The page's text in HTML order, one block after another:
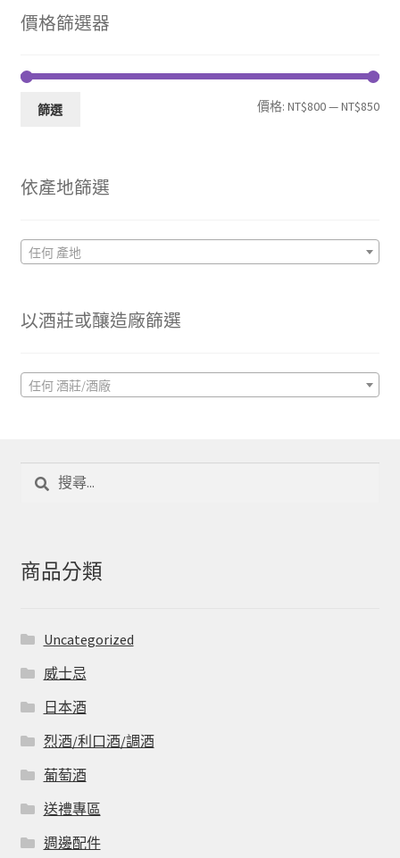
價格篩選器
最
最
篩選 價格:NT$800—NT$850
依產地篩選
任何 產地
以酒莊或釀造廠篩選
任何 酒莊/酒廠
字:
商品分類
Uncategorized
威士忌
日本酒
烈酒/利口酒/調酒
葡萄酒
送禮專區
週邊配件